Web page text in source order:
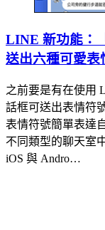
LINE 新功能：
送出六種可愛表
之前要是有在使用
話框可送出表情符
表情符號簡單表達
不同類型的聊天室
iOS 與 Andro…